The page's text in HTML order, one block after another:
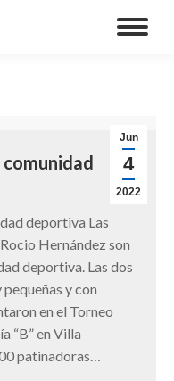
Jun
4
2022
deportiva Las
Hernández son
deportiva. Las dos
y con
en el Torneo
“B” en Villa
patinadoras…